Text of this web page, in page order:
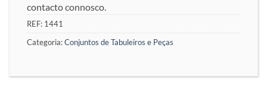
contacto connosco.
REF: 1441
Categoria:Conjuntos de Tabuleiros e Peças